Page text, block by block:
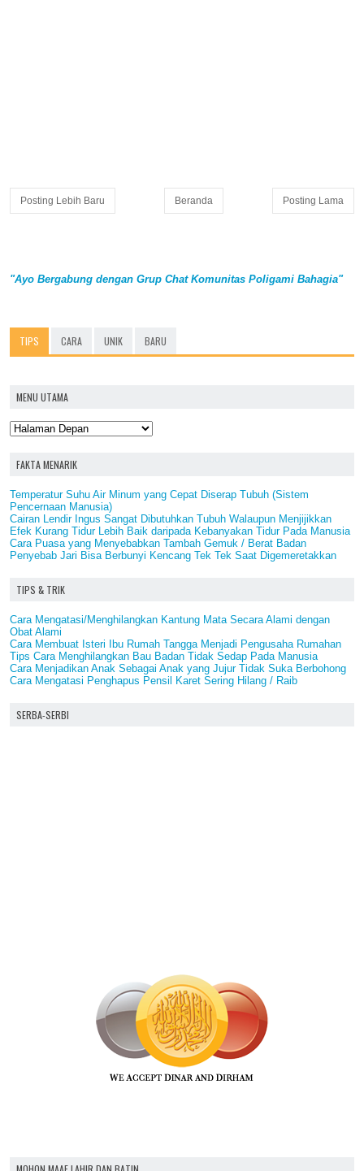
Posting Lebih Baru Posting Lama
Beranda
"Ayo Bergabung dengan Grup Chat Komunitas Poligami Bahagia"
TIPS CARA UNIK BARU
MENU UTAMA
FAKTA MENARIK
Temperatur Suhu Air Minum yang Cepat Diserap Tubuh (Sistem
Pencernaan Manusia)
Cairan Lendir Ingus Sangat Dibutuhkan Tubuh Walaupun Menjijikkan
Efek Kurang Tidur Lebih Baik daripada Kebanyakan Tidur Pada Manusia
Cara Puasa yang Menyebabkan Tambah Gemuk / Berat Badan
Penyebab Jari Bisa Berbunyi Kencang Tek Tek Saat Digemeretakkan
TIPS & TRIK
Cara Mengatasi/Menghilangkan Kantung Mata Secara Alami dengan
Obat Alami
Cara Membuat Isteri Ibu Rumah Tangga Menjadi Pengusaha Rumahan
Tips Cara Menghilangkan Bau Badan Tidak Sedap Pada Manusia
Cara Menjadikan Anak Sebagai Anak yang Jujur Tidak Suka Berbohong
Cara Mengatasi Penghapus Pensil Karet Sering Hilang / Raib
SERBA-SERBI